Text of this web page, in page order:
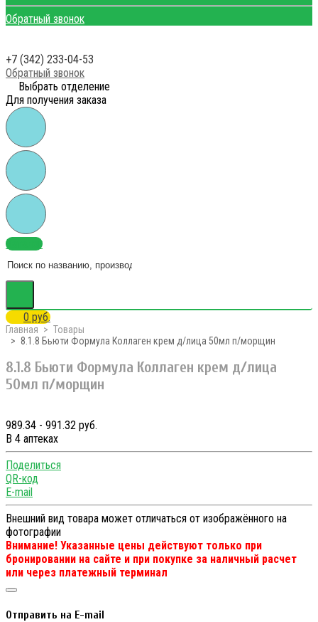
Обратный звонок
+7 (342) 233-04-53
Обратный звонок
Выбрать отделение
Для получения заказа
Каталог
0 руб.
Главная
Товары
8.1.8 Бьюти Формула Коллаген крем д/лица 50мл п/морщин
8.1.8 Бьюти Формула Коллаген крем д/лица
50мл п/морщин
989.34 - 991.32 руб.
В 4 аптеках
Поделиться
QR-код
E-mail
Внешний вид товара может отличаться от изображённого на
фотографии
Внимание! Указанные цены действуют только при
бронировании на сайте и при покупке за наличный расчет
или через платежный терминал
Отправить на E-mail